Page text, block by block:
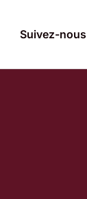
Suivez-nous